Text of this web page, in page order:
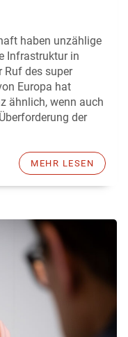
haben unzählige
Infrastruktur in
des super
Europa hat
ähnlich, wenn auch
der
MEHR LESEN